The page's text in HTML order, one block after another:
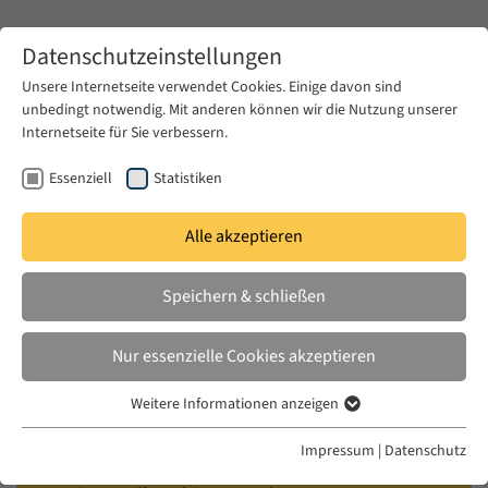
Zum Hauptinhalt springen
2025/ 2026
Hossam Sultan
‘Thinking about the Future, stuck in the Past’:
Imaginaries of the Future Home among the
Palestinian Diaspora in Germany
Datenschutzeinstellungen
Unsere Internetseite verwendet Cookies. Einige davon sind
unbedingt notwendig. Mit anderen können wir die Nutzung unserer
Internetseite für Sie verbessern.
Essenziell Statistiken
Alle akzeptieren
Speichern & schließen
Nur essenzielle Cookies akzeptieren
Essenzielle Cookies werden für grundlegende Funktionen der
Weitere Informationen anzeigen
Impressum | Datenschutz